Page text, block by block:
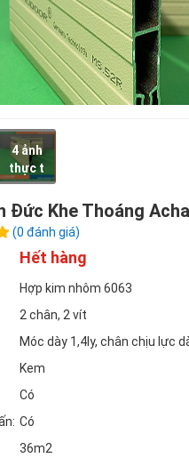
4 ảnh
thực t
Đức Khe Thoáng
(0 đánh giá)
Hết hàng
Hợp kim nhôm 6063
2 chân, 2 vít
Móc dày 1,4ly, chân chịu lực
Kem
Có
Có
36m2